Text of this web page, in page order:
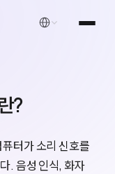
한국어
?
터가 소리 신호를
. 음성 인식, 화자